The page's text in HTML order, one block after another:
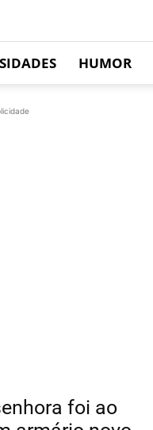
HUMOR
foi ao